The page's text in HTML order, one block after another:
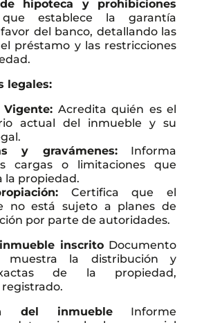
hipoteca y prohibiciones
que establece la garantía
del banco, detallando las
préstamo y las restricciones
legales:
Vigente: Acredita quién es el
actual del inmueble y su
y gravámenes:Informa
cargas o limitaciones que
la propiedad.
Certifica que el
no está sujeto a planes de
por parte de autoridades.
inscrito Documento
muestra la distribución y
de la propiedad,
del inmuebleInforme